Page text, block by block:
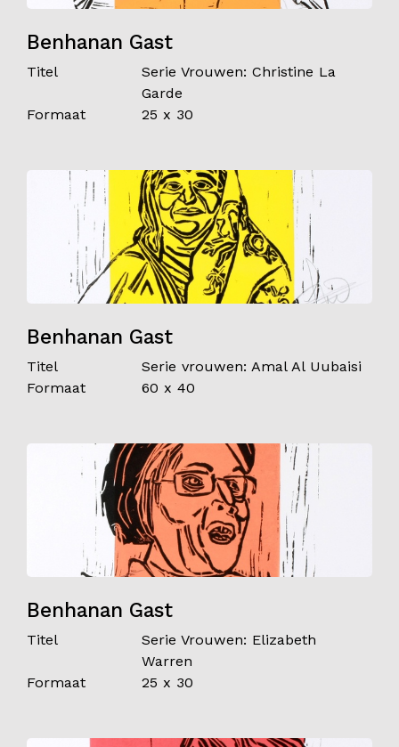
Benhanan Gast
Titel
Serie Vrouwen: Christine La
Garde
Formaat
25 x 30
Benhanan Gast
Titel
Serie vrouwen: Amal Al Uubaisi
Formaat
60 x 40
Benhanan Gast
Titel
Serie Vrouwen: Elizabeth
Warren
Formaat
25 x 30